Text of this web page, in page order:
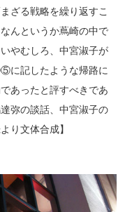
ざる戦略を繰り返すこ
んというか蔦崎の中で
やむしろ、中宮淑子が
に記したような帰路に
あったと評すべきであ
弥の談話、中宮淑子の
り文体合成】